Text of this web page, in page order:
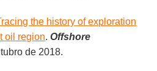
the history of exploration
oil region.Offshore
de 2018.